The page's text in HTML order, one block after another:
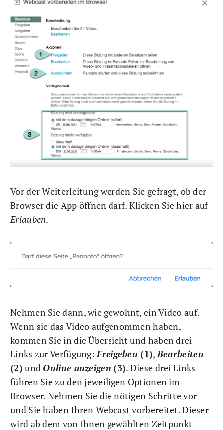
Vor der Weiterleitung werden Sie gefragt, ob der
Browser die App öffnen darf. Klicken Sie hier auf
Erlauben.
Nehmen Sie dann, wie gewohnt, ein Video auf.
Wenn sie das Video aufgenommen haben,
kommen Sie in die Übersicht und haben drei
Links zur Verfügung:Freigeben (1), Bearbeiten
(2) und Online anzeigen (3). Diese drei Links
führen Sie zu den jeweiligen Optionen im
Browser. Nehmen Sie die nötigen Schritte vor
und Sie haben Ihren Webcast vorbereitet. Dieser
wird ab dem von Ihnen gewählten Zeitpunkt